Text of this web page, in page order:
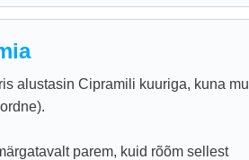
alustasin Cipramili kuuriga, kuna mul
parem, kuid rõõm sellest